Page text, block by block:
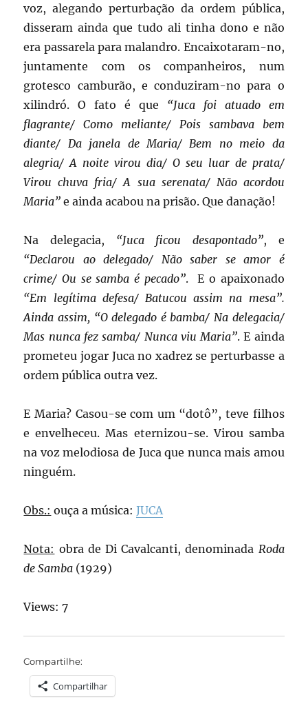
voz, alegando perturbação da ordem pública,
disseram ainda que tudo ali tinha dono e não
era passarela para malandro. Encaixotaram-no,
juntamente com os companheiros, num
grotesco camburão, e conduziram-no para o
xilindró. O fato é que “Juca foi atuado em
flagrante/ Como meliante/ Pois sambava bem
diante/ Da janela de Maria/ Bem no meio da
alegria/ A noite virou dia/ O seu luar de prata/
Virou chuva fria/ A sua serenata/ Não acordou
Maria” e ainda acabou na prisão. Que danação!
Na delegacia, “Juca ficou desapontado”, e
“Declarou ao delegado/ Não saber se amor é
crime/ Ou se samba é pecado”. E o apaixonado
“Em legítima defesa/ Batucou assim na mesa”.
Ainda assim, “O delegado é bamba/ Na delegacia/
Mas nunca fez samba/ Nunca viu Maria”. E ainda
prometeu jogar Juca no xadrez se perturbasse a
ordem pública outra vez.
E Maria? Casou-se com um “dotô”, teve filhos
e envelheceu. Mas eternizou-se. Virou samba
na voz melodiosa de Juca que nunca mais amou
ninguém.
Obs.: ouça a música:JUCA
Nota: obra de Di Cavalcanti, denominada Roda
de Samba (1929)
Views: 7
Compartilhe:
Compartilhar